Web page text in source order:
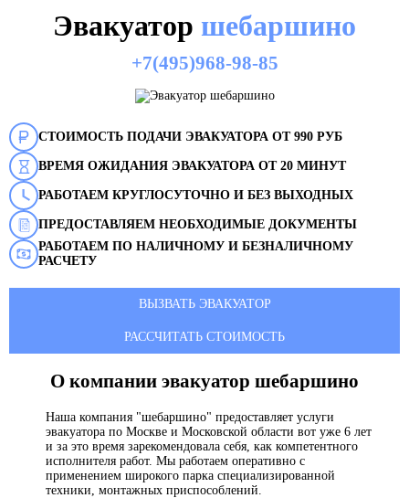
Эвакуатор шебаршино
+7(495)968-98-85
СТОИМОСТЬ ПОДАЧИ ЭВАКУАТОРА ОТ 990 РУБ
ВРЕМЯ ОЖИДАНИЯ ЭВАКУАТОРА ОТ 20 МИНУТ
РАБОТАЕМ КРУГЛОСУТОЧНО И БЕЗ ВЫХОДНЫХ
ПРЕДОСТАВЛЯЕМ НЕОБХОДИМЫЕ ДОКУМЕНТЫ
РАБОТАЕМ ПО НАЛИЧНОМУ И БЕЗНАЛИЧНОМУ
РАСЧЕТУ
ВЫЗВАТЬ ЭВАКУАТОР
РАССЧИТАТЬ СТОИМОСТЬ
О компании эвакуатор шебаршино
Наша компания "шебаршино" предоставляет услуги
эвакуатора по Москве и Московской области вот уже 6 лет
и за это время зарекомендовала себя, как компетентного
исполнителя работ. Мы работаем оперативно с
применением широкого парка специализированной
техники, монтажных приспособлений.